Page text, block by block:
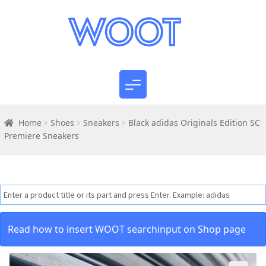
Home Shoes Sneakers
Black adidas Originals Edition SC
Premiere Sneakers
Read how to insert WOOT searchinput on Shop page